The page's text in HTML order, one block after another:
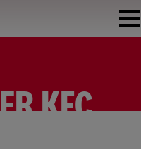
KFC